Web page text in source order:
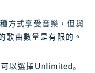
方式享受音樂，但與
曲數量是有限的。
以選擇Unlimited。